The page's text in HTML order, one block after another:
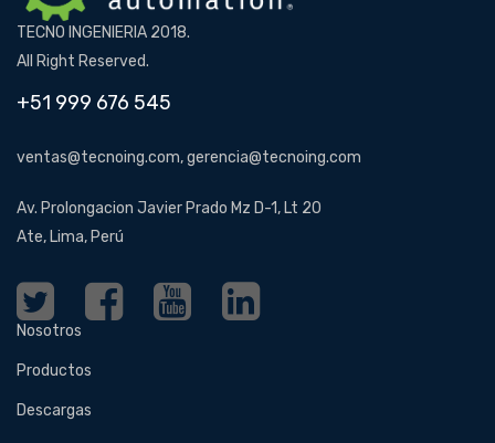
TECNO INGENIERIA 2018.
All Right Reserved.
+51 999 676 545
ventas@tecnoing.com, gerencia@tecnoing.com
Av. Prolongacion Javier Prado Mz D-1, Lt 20
Ate, Lima, Perú
Nosotros
Productos
Descargas